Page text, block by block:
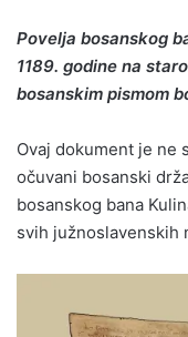
Povelja bosanskog
1189. godine na
bosanskim pismom
Ovaj dokument je ne
očuvani bosanski
bosanskog bana
svih južnoslavenskih